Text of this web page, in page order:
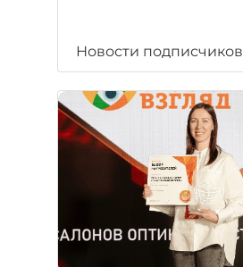
Новости подписчиков